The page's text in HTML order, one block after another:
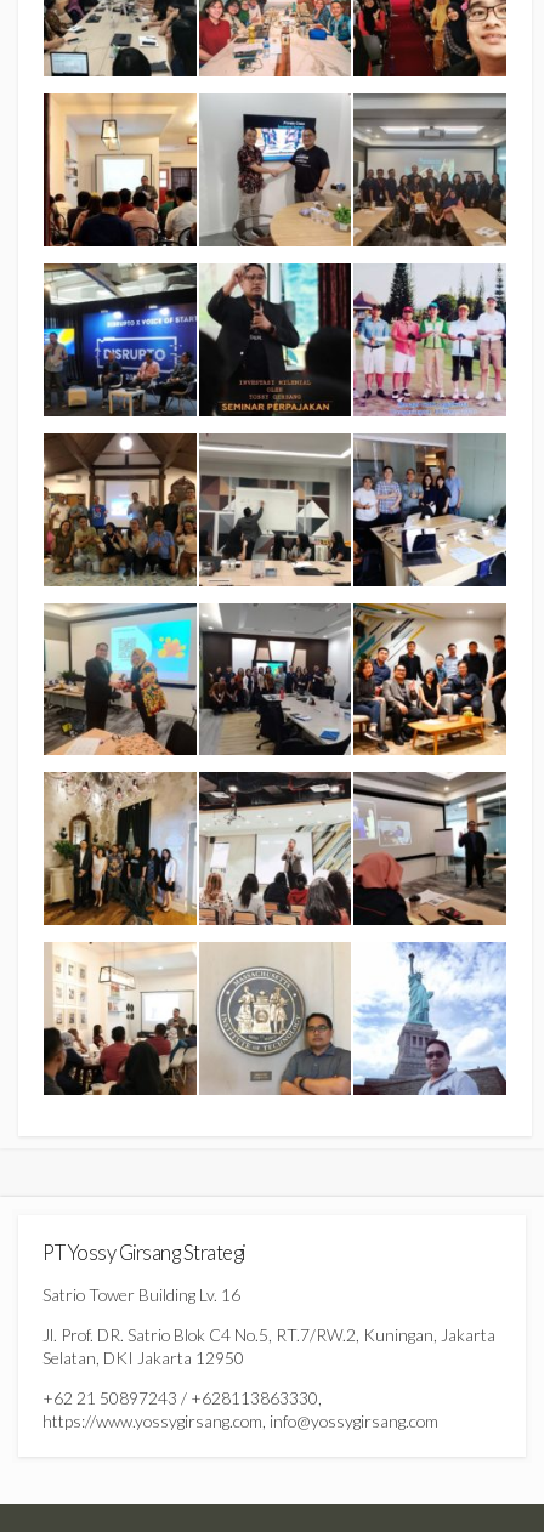
PT Yossy Girsang Strategi
Satrio Tower Building Lv. 16
Jl. Prof. DR. Satrio Blok C4 No.5, RT.7/RW.2, Kuningan, Jakarta
Selatan, DKI Jakarta 12950
+62 21 50897243 / +628113863330,
https://www.yossygirsang.com, info@yossygirsang.com